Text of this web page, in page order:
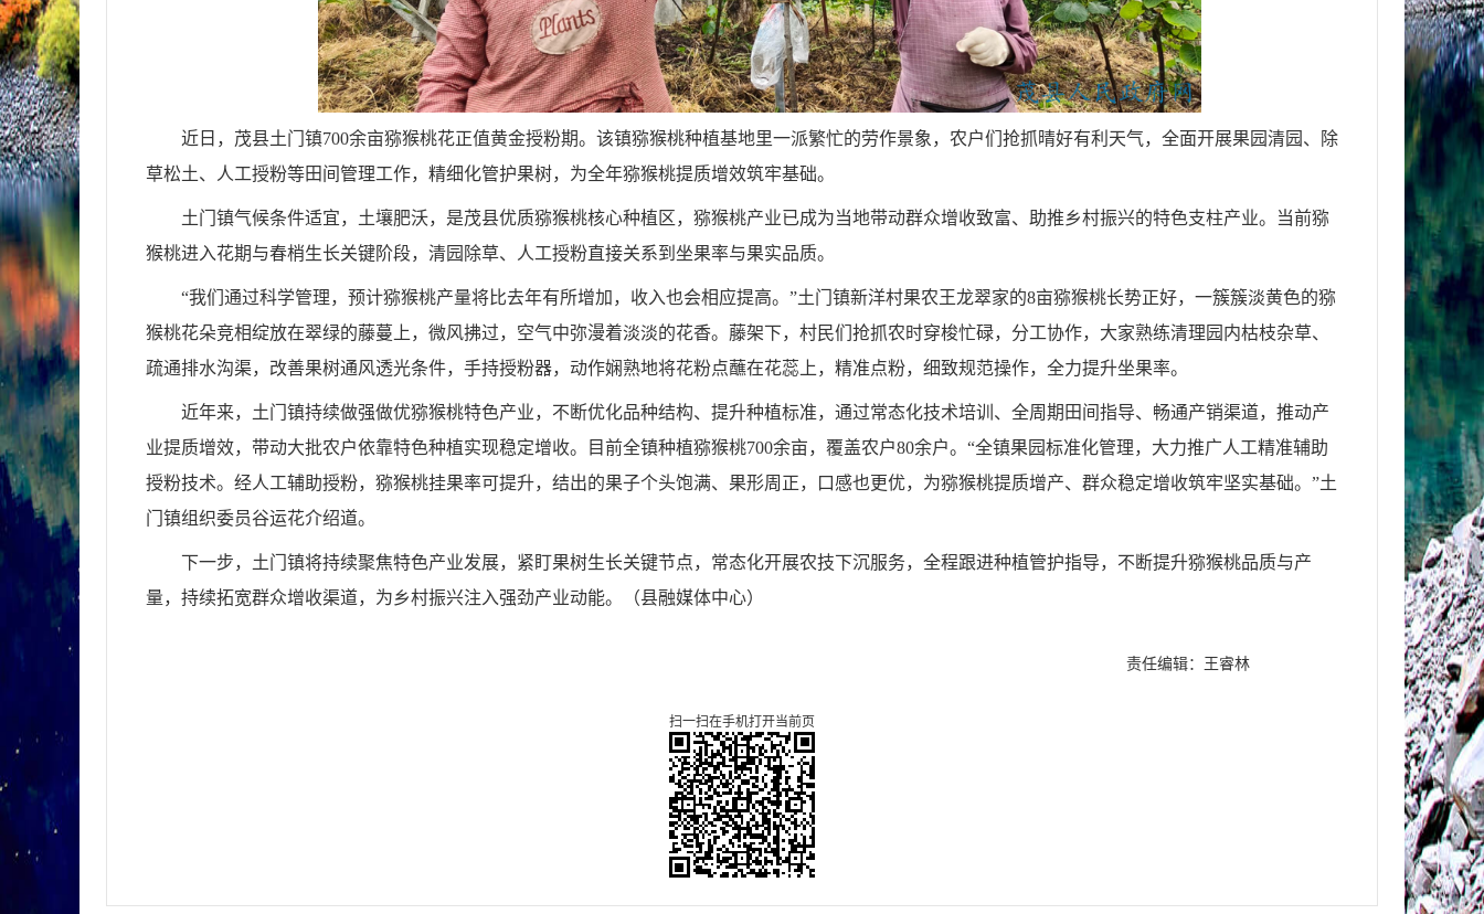
近日，茂县土门镇700余亩猕猴桃花正值黄金授粉期。该镇猕猴桃种植基地里一派繁忙的劳作景象，农户们抢抓晴好有利天气，全面开展果园清园、除
草松土、人工授粉等田间管理工作，精细化管护果树，为全年猕猴桃提质增效筑牢基础。
土门镇气候条件适宜，土壤肥沃，是茂县优质猕猴桃核心种植区，猕猴桃产业已成为当地带动群众增收致富、助推乡村振兴的特色支柱产业。当前猕
猴桃进入花期与春梢生长关键阶段，清园除草、人工授粉直接关系到坐果率与果实品质。
“我们通过科学管理，预计猕猴桃产量将比去年有所增加，收入也会相应提高。”土门镇新洋村果农王龙翠家的8亩猕猴桃长势正好，一簇簇淡黄色的猕
猴桃花朵竞相绽放在翠绿的藤蔓上，微风拂过，空气中弥漫着淡淡的花香。藤架下，村民们抢抓农时穿梭忙碌，分工协作，大家熟练清理园内枯枝杂草、
疏通排水沟渠，改善果树通风透光条件，手持授粉器，动作娴熟地将花粉点蘸在花蕊上，精准点粉，细致规范操作，全力提升坐果率。
近年来，土门镇持续做强做优猕猴桃特色产业，不断优化品种结构、提升种植标准，通过常态化技术培训、全周期田间指导、畅通产销渠道，推动产
业提质增效，带动大批农户依靠特色种植实现稳定增收。目前全镇种植猕猴桃700余亩，覆盖农户80余户。“全镇果园标准化管理，大力推广人工精准辅助
授粉技术。经人工辅助授粉，猕猴桃挂果率可提升，结出的果子个头饱满、果形周正，口感也更优，为猕猴桃提质增产、群众稳定增收筑牢坚实基础。”土
门镇组织委员谷运花介绍道。
下一步，土门镇将持续聚焦特色产业发展，紧盯果树生长关键节点，常态化开展农技下沉服务，全程跟进种植管护指导，不断提升猕猴桃品质与产
量，持续拓宽群众增收渠道，为乡村振兴注入强劲产业动能。（县融媒体中心）
责任编辑：王睿林
扫一扫在手机打开当前页